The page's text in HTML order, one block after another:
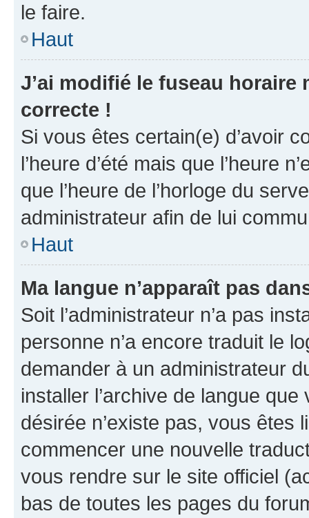
le faire.
Haut
J’ai modifié le fuseau horaire
correcte !
Si vous êtes certain(e) d’avoir
l’heure d’été mais que l’heure
que l’heure de l’horloge du
administrateur afin de lui
Haut
Ma langue n’apparaît pas
Soit l’administrateur n’a pas
personne n’a encore traduit le
demander à un administrateur
installer l’archive de langue
désirée n’existe pas, vous êtes
commencer une nouvelle
vous rendre sur le site officiel
bas de toutes les pages du